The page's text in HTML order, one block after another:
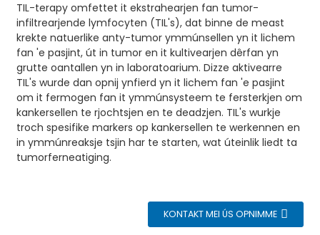
TIL-terapy omfettet it ekstrahearjen fan tumor-
infiltrearjende lymfocyten (TIL's), dat binne de meast
krekte natuerlike anty-tumor ymmúnsellen yn it lichem
fan 'e pasjint, út in tumor en it kultivearjen dêrfan yn
grutte oantallen yn in laboratoarium. Dizze aktivearre
TIL's wurde dan opnij ynfierd yn it lichem fan 'e pasjint
om it fermogen fan it ymmúnsysteem te fersterkjen om
kankersellen te rjochtsjen en te deadzjen. TIL's wurkje
troch spesifike markers op kankersellen te werkennen en
in ymmúnreaksje tsjin har te starten, wat úteinlik liedt ta
tumorferneatiging.
KONTAKT MEI ÚS OPNIMME